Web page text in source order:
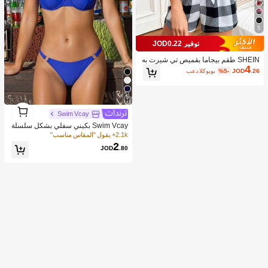
5
توفير JOD0.22
SHEIN طقم بيجاما بقميص تي شيرت به
جيب ذو طبعة الشوريس ذي الشكل الشع
JOD4.26
%5- بعد الكوبون
5
Swim Vcay
Swim Vcay بكيني سفلي بشكل سلسلة
حلقات شاطئية صيفية، ملابس سباحة للع
طلات
2.1k+ يقول "المقاس مناسب"
JOD2.80
1